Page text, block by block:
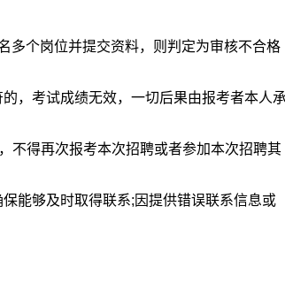
多个岗位并提交资料，则判定为审核不合格
，考试成绩无效，一切后果由报考者本人
不得再次报考本次招聘或者参加本次招聘其
能够及时取得联系;因提供错误联系信息或